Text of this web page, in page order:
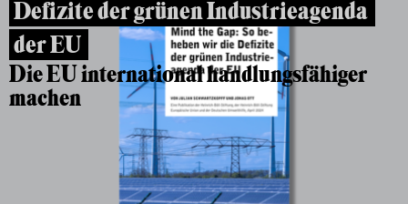
Defizite der grünen Industrieagenda
der EU
Die EU international handlungsfähiger
machen